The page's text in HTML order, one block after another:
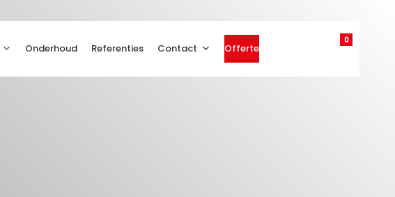
Onderhoud Referenties Contact Offerte
0